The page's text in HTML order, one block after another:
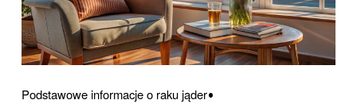
Podstawowe informacje o raku jąder